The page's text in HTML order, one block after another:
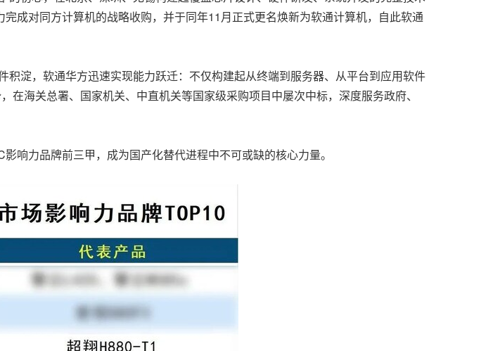
成对同方计算机的战略收购，并于同年11月正式更名焕新为软通计算机，自此软通
淀，软通华方迅速实现能力跃迁：不仅构建起从终端到服务器、从平台到应用软件
海关总署、国家机关、中直机关等国家级采购项目中屡次中标，深度服务政府、
力品牌前三甲，成为国产化替代进程中不可或缺的核心力量。